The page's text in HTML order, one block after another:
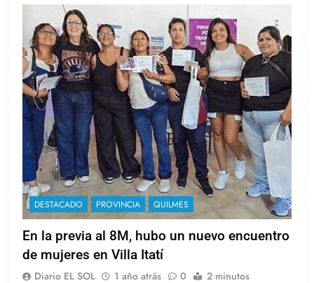
DESTACADO PROVINCIA QUILMES
En la previa al 8M, hubo un nuevo encuentro
de mujeres en Villa Itatí
Diario EL SOL 1 año atrás 0 2 minutos